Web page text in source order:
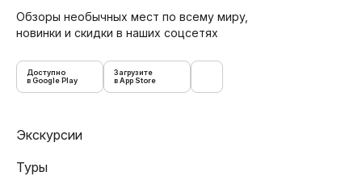
Обзоры необычных мест по всему миру,
новинки и скидки в наших соцсетях
Доступно
в Google Play
Загрузите
в App Store
Экскурсии
Туры